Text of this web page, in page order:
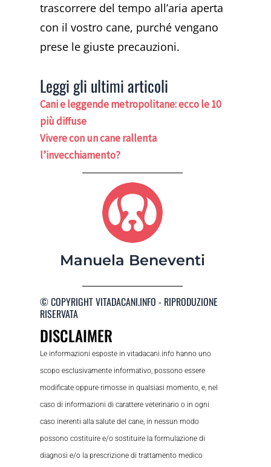
trascorrere del tempo all’aria aperta
con il vostro cane, purché vengano
prese le giuste precauzioni.
Leggi gli ultimi articoli
Cani e leggende metropolitane: ecco le 10
più diffuse
Vivere con un cane rallenta
l’invecchiamento?
Manuela Beneventi
© COPYRIGHT VITADACANI.INFO - RIPRODUZIONE
RISERVATA
DISCLAIMER
Le informazioni esposte in vitadacani.info hanno uno
scopo esclusivamente informativo, possono essere
modificate oppure rimosse in qualsiasi momento, e, nel
caso di informazioni di carattere veterinario o in ogni
caso inerenti alla salute del cane, in nessun modo
possono costituire e/o sostituire la formulazione di
diagnosi e/o la prescrizione di trattamento medico